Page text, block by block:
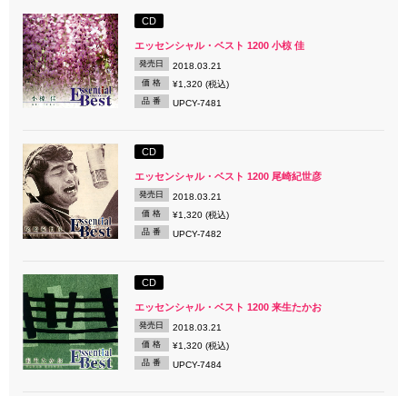
CD
エッセンシャル・ベスト 1200 小椋 佳
発売日 2018.03.21
価 格 ¥1,320 (税込)
品 番 UPCY-7481
CD
エッセンシャル・ベスト 1200 尾崎紀世彦
発売日 2018.03.21
価 格 ¥1,320 (税込)
品 番 UPCY-7482
CD
エッセンシャル・ベスト 1200 来生たかお
発売日 2018.03.21
価 格 ¥1,320 (税込)
品 番 UPCY-7484